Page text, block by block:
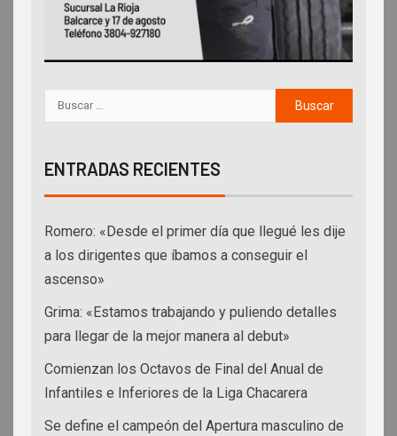
ENTRADAS RECIENTES
Romero: «Desde el primer día que llegué les dije
a los dirigentes que íbamos a conseguir el
ascenso»
Grima: «Estamos trabajando y puliendo detalles
para llegar de la mejor manera al debut»
Comienzan los Octavos de Final del Anual de
Infantiles e Inferiores de la Liga Chacarera
Se define el campeón del Apertura masculino de